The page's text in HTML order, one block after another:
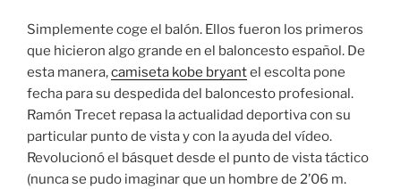
Simplemente coge el balón. Ellos fueron los primeros
que hicieron algo grande en el baloncesto español. De
esta manera,camiseta kobe bryantel escolta pone
fecha para su despedida del baloncesto profesional.
Ramón Trecet repasa la actualidad deportiva con su
particular punto de vista y con la ayuda del vídeo.
Revolucionó el básquet desde el punto de vista táctico
(nunca se pudo imaginar que un hombre de 2’06 m.